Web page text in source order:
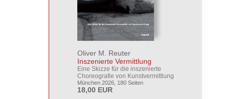
Oliver M. Reuter
Inszenierte Vermittlung
Eine Skizze für die inszenierte
Choreografie von Kunstvermittlung
München 2026, 180 Seiten
18,00 EUR